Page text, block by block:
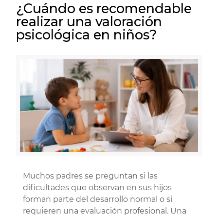
¿Cuándo es recomendable
realizar una valoración
psicológica en niños?
Muchos padres se preguntan si las
dificultades que observan en sus hijos
forman parte del desarrollo normal o si
requieren una evaluación profesional. Una